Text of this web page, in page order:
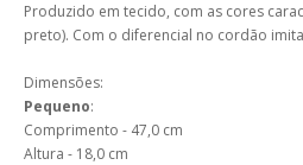
Produzido em tecido, com as cores
preto). Com o diferencial no cordão
Dimensões:
Pequeno:
Comprimento - 47,0 cm
Altura - 18,0 cm